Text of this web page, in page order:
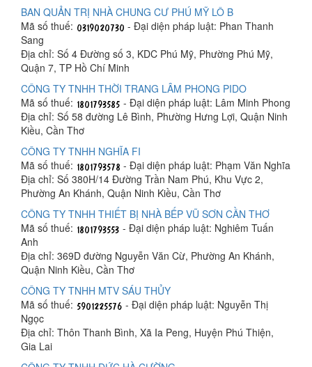
BAN QUẢN TRỊ NHÀ CHUNG CƯ PHÚ MỸ LÔ B
Mã số thuế:
- Đại diện pháp luật: Phan Thanh
Sang
Địa chỉ: Số 4 Đường số 3, KDC Phú Mỹ, Phường Phú Mỹ,
Quận 7, TP Hồ Chí Minh
CÔNG TY TNHH THỜI TRANG LÂM PHONG PIDO
Mã số thuế:
- Đại diện pháp luật: Lâm Minh Phong
Địa chỉ: Số 58 đường Lê Bình, Phường Hưng Lợi, Quận Ninh
Kiều, Cần Thơ
CÔNG TY TNHH NGHĨA FI
Mã số thuế:
- Đại diện pháp luật: Phạm Văn Nghĩa
Địa chỉ: Số 380H/14 Đường Trần Nam Phú, Khu Vực 2,
Phường An Khánh, Quận Ninh Kiều, Cần Thơ
CÔNG TY TNHH THIẾT BỊ NHÀ BẾP VŨ SƠN CẦN THƠ
Mã số thuế:
- Đại diện pháp luật: Nghiêm Tuấn
Anh
Địa chỉ: 369D đường Nguyễn Văn Cừ, Phường An Khánh,
Quận Ninh Kiều, Cần Thơ
CÔNG TY TNHH MTV SÁU THỦY
Mã số thuế:
- Đại diện pháp luật: Nguyễn Thị
Ngọc
Địa chỉ: Thôn Thanh Bình, Xã Ia Peng, Huyện Phú Thiện,
Gia Lai